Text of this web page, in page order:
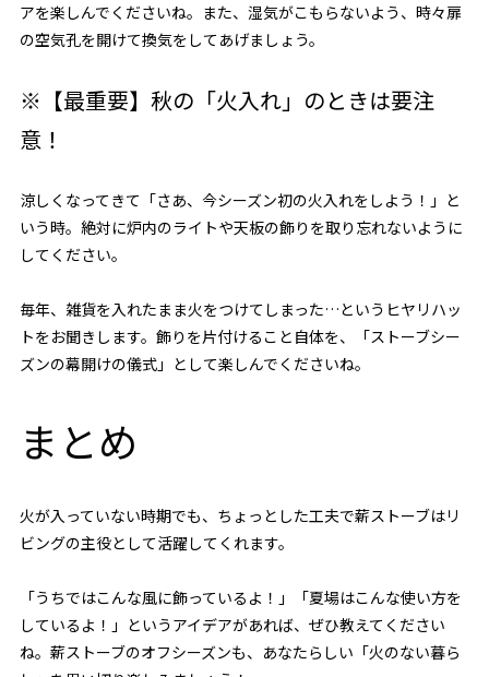
アを楽しんでくださいね。また、湿気がこもらないよう、時々扉
の空気孔を開けて換気をしてあげましょう。
※【最重要】秋の「火入れ」のときは要注
意！
涼しくなってきて「さあ、今シーズン初の火入れをしよう！」と
いう時。絶対に炉内のライトや天板の飾りを取り忘れないように
してください。
毎年、雑貨を入れたまま火をつけてしまった…というヒヤリハッ
トをお聞きします。飾りを片付けること自体を、「ストーブシー
ズンの幕開けの儀式」として楽しんでくださいね。
まとめ
火が入っていない時期でも、ちょっとした工夫で薪ストーブはリ
ビングの主役として活躍してくれます。
「うちではこんな風に飾っているよ！」「夏場はこんな使い方を
しているよ！」というアイデアがあれば、ぜひ教えてください
ね。薪ストーブのオフシーズンも、あなたらしい「火のない暮ら